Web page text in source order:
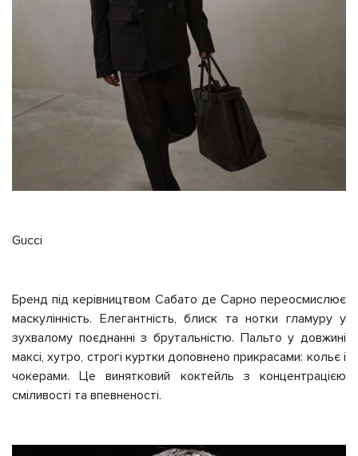
Gucci
Бренд під керівництвом Сабато де Сарно переосмислює
маскулінність. Елегантність, блиск та нотки гламуру у
зухвалому поєднанні з брутальністю. Пальто у довжині
максі, хутро, строгі куртки доповнено прикрасами: кольє і
чокерами. Це винятковий коктейль з концентрацією
сміливості та впевненості.